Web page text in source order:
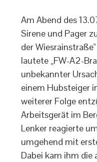
Am Abend des
Sirene und Pager
der
lautete „FW-A2-
unbekannter
einem Hubsteiger
weiterer Folge
Arbeitsgerät im
Lenker reagierte
umgehend mit
Dabei kam ihm die